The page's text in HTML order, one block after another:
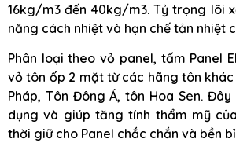
16kg/m3 đến 40kg/m3. Tỷ trọng lõi
năng cách nhiệt và hạn chế tản nhiệt
Phân loại theo vỏ panel, tấm Panel
vỏ tôn ốp 2 mặt từ các hãng tôn khác
Pháp, Tôn Đông Á, tôn Hoa Sen.
dụng và giúp tăng tính thẩm mỹ
thời giữ cho Panel chắc chắn và bền